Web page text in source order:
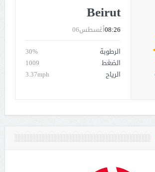
Beirut
أغسطس0608:26
الرطوبة
30%
الضغط
1009
الرياح
3.37mph